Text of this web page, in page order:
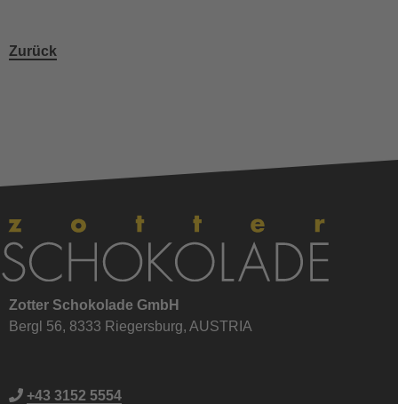
Zurück
Zotter Schokolade GmbH
Bergl 56, 8333 Riegersburg, AUSTRIA
+43 3152 5554